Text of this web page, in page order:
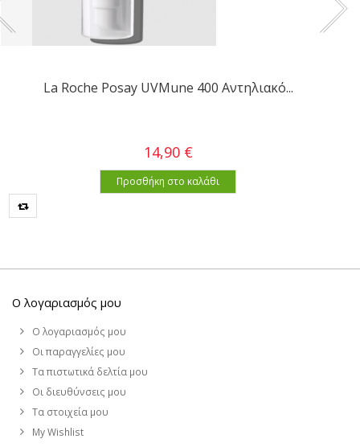
La Roche Posay UVMune 400 Αντηλιακό...
14,90 €
Προσθήκη στο καλάθι
Ο λογαριασμός μου
Ο λογαριασμός μου
Οι παραγγελίες μου
Τα πιστωτικά δελτία μου
Οι διευθύνσεις μου
Τα στοιχεία μου
My Wishlist